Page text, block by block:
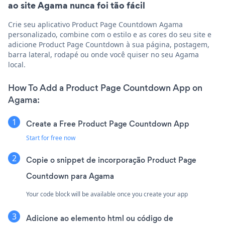
ao site Agama nunca foi tão fácil
Crie seu aplicativo Product Page Countdown Agama
personalizado, combine com o estilo e as cores do seu site e
adicione Product Page Countdown à sua página, postagem,
barra lateral, rodapé ou onde você quiser no seu Agama
local.
How To Add a Product Page Countdown App on
Agama:
Create a Free Product Page Countdown App
Start for free now
Copie o snippet de incorporação Product Page
Countdown para Agama
Your code block will be available once you create your app
Adicione ao elemento html ou código de